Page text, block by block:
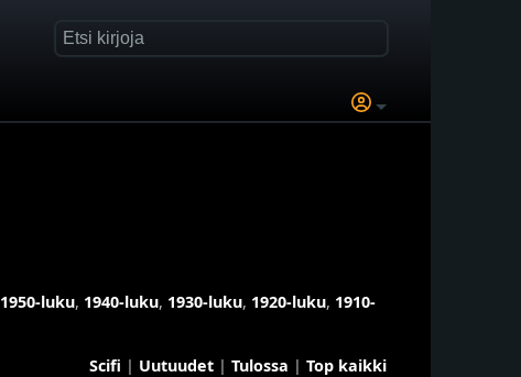
1950-luku, 1940-luku, 1930-luku, 1920-luku, 1910-
Scifi | Uutuudet | Tulossa | Top kaikki